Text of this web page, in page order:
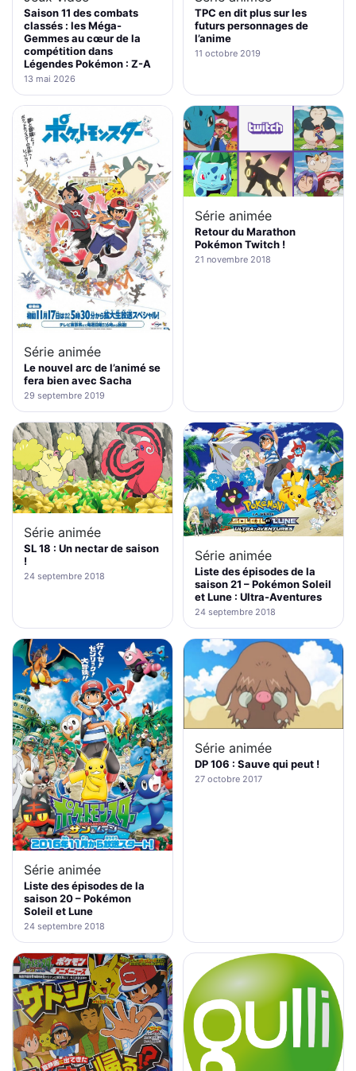
Saison 11 des combats
classés : les Méga-
Gemmes au cœur de la
compétition dans
Légendes Pokémon : Z-A
13 mai 2026
TPC en dit plus sur les
futurs personnages de
l’anime
11 octobre 2019
Série animée
Le nouvel arc de l’animé se
fera bien avec Sacha
29 septembre 2019
Série animée
Retour du Marathon
Pokémon Twitch !
21 novembre 2018
Série animée
SL 18 : Un nectar de saison
!
24 septembre 2018
Série animée
Liste des épisodes de la
saison 21 – Pokémon Soleil
et Lune : Ultra-Aventures
24 septembre 2018
Série animée
Liste des épisodes de la
saison 20 – Pokémon
Soleil et Lune
24 septembre 2018
Série animée
DP 106 : Sauve qui peut !
27 octobre 2017